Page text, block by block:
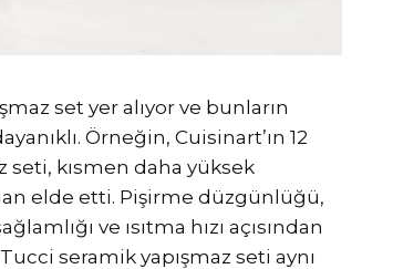
set yer alıyor ve bunların
Örneğin, Cuisinart’ın 12
seti, kısmen daha yüksek
elde etti. Pişirme düzgünlüğü,
ve ısıtma hızı açısından
seramik yapışmaz seti aynı